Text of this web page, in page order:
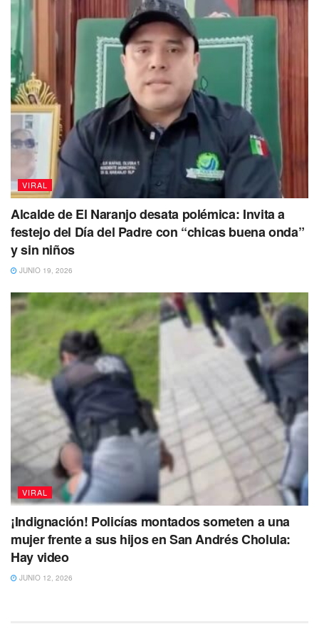
VIRAL
Alcalde de El Naranjo desata polémica: Invita a
festejo del Día del Padre con “chicas buena onda”
y sin niños
JUNIO 19, 2026
VIRAL
¡Indignación! Policías montados someten a una
mujer frente a sus hijos en San Andrés Cholula:
Hay video
JUNIO 12, 2026